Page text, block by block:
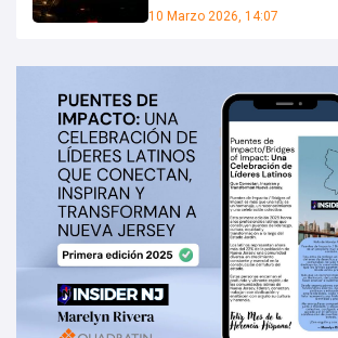
10 Marzo 2026, 14:07